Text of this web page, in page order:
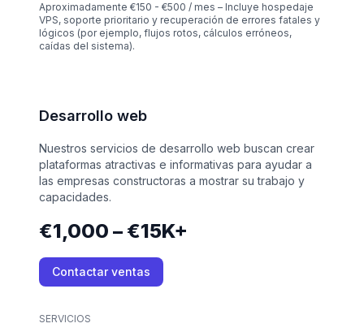
Aproximadamente €150 - €500 / mes – Incluye hospedaje
VPS, soporte prioritario y recuperación de errores fatales y
lógicos (por ejemplo, flujos rotos, cálculos erróneos,
caídas del sistema).
Desarrollo web
Nuestros servicios de desarrollo web buscan crear
plataformas atractivas e informativas para ayudar a
las empresas constructoras a mostrar su trabajo y
capacidades.
€1,000 – €15K+
Contactar ventas
SERVICIOS